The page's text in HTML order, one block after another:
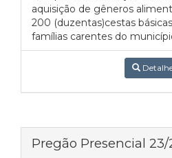
aquisição de gêneros
200 (duzentas)cestas
famílias carentes do
Pregão Presencial 23/